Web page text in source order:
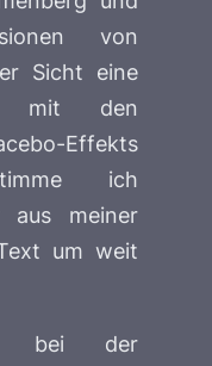
von
Sicht eine
mit den
Effekts
ich
aus meiner
um weit
bei der